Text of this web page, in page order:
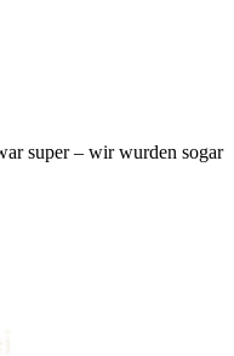
super – wir wurden sogar